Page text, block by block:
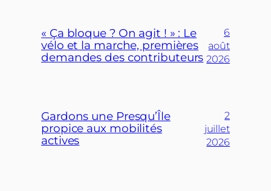
« Ça bloque ? On agit ! » : Le
vélo et la marche, premières
demandes des contributeurs
6
août
2026
Gardons une Presqu’Île
propice aux mobilités
actives
2
juillet
2026